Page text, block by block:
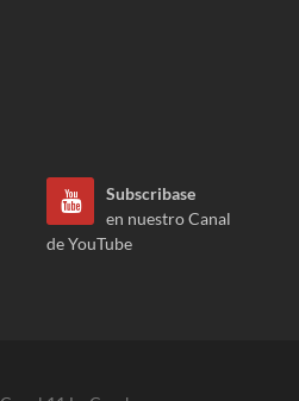
Subscribase
en nuestro Canal
de YouTube